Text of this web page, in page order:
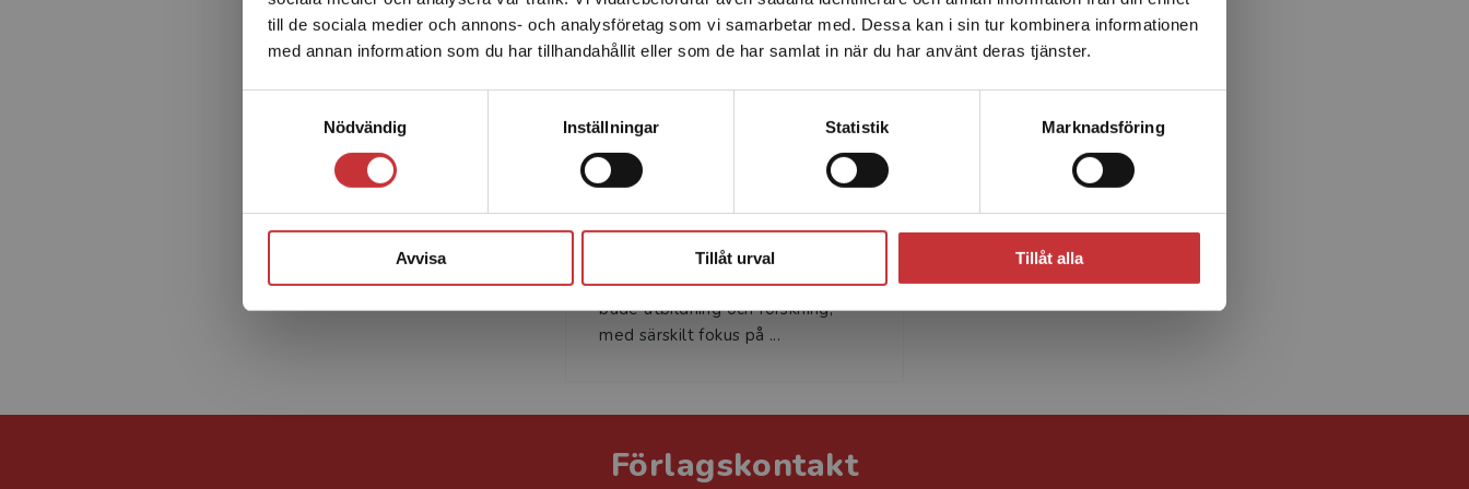
till de sociala medier och annons- och analysföretag som vi samarbetar med. Dessa kan i sin tur kombinera informationen
med annan information som du har tillhandahållit eller som de har samlat in när du har använt deras tjänster.
Nödvändig
Inställningar Statistik Marknadsföring
Avvisa Tillåt urval Tillåt alla
Sverige. För att kunna slutföra ett köp måste
leveransadressen vara i Sverige.Läs mer
Anna Anåker är sjuksköterska,
med.dr och lektor vid Högskolan
Dalarna. Hennes arbete omfattar
både utbildning och forskning,
med särskilt fokus på ...
Förlagskontakt